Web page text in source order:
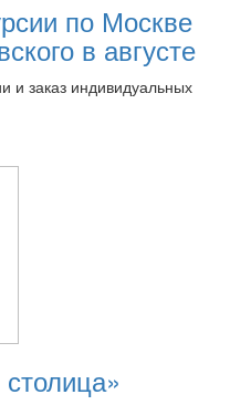
по Москве
в августе
и заказ индивидуальных